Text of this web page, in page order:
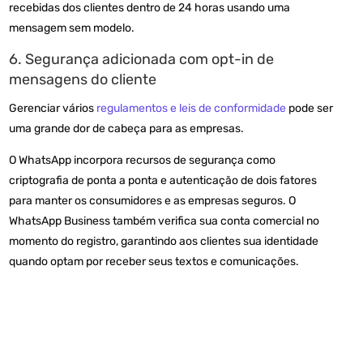
recebidas dos clientes dentro de 24 horas usando uma
mensagem sem modelo.
6. Segurança adicionada com opt-in de
mensagens do cliente
Gerenciar vários regulamentos e leis de conformidade pode ser
uma grande dor de cabeça para as empresas.
O WhatsApp incorpora recursos de segurança como
criptografia de ponta a ponta e autenticação de dois fatores
para manter os consumidores e as empresas seguros. O
WhatsApp Business também verifica sua conta comercial no
momento do registro, garantindo aos clientes sua identidade
quandooptam porreceber seus textos e comunicações.